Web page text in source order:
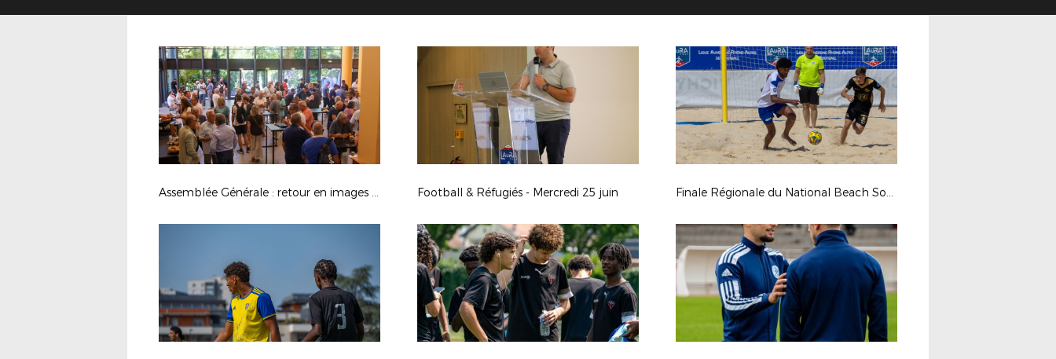
Assemblée Générale : retour en images – Juin 2025 Football & Réfugiés - Mercredi 25 juin Finale Régionale du National Beach Soccer 2025